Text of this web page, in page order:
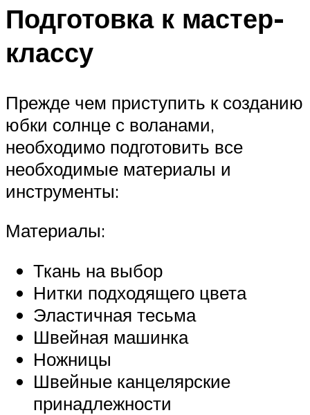
Подготовка к мастер-
классу
Прежде чем приступить к созданию
юбки солнце с воланами,
необходимо подготовить все
необходимые материалы и
инструменты:
Материалы:
Ткань на выбор
Нитки подходящего цвета
Эластичная тесьма
Швейная машинка
Ножницы
Швейные канцелярские
принадлежности